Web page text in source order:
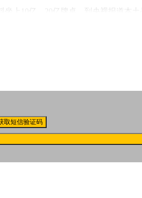
坐上10亿、20亿牌桌，到央视报道本
取短信验证码